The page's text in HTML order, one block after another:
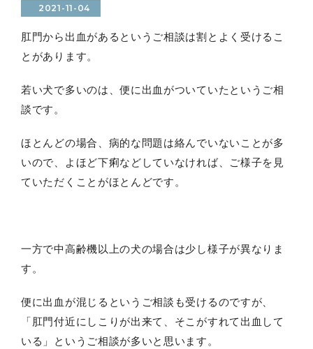
2021-11-04
肛門から出血があるというご相談は割とよく受けるこ
とがあります。
若い犬で多いのは、便に出血がついていたというご相
談です。
ほとんどの場合、病的な問題は絡んでいないことが多
いので、よほど下痢などしていなければ、ご様子を見
ていただくことがほとんどです。
一方で中高齢機以上の犬の場合は少し様子が異なりま
す。
便に出血が混じるというご相談も受けるのですが、
「肛門付近にしこりが出来て、そこがすれて出血して
いる」というご相談が多いと思います。